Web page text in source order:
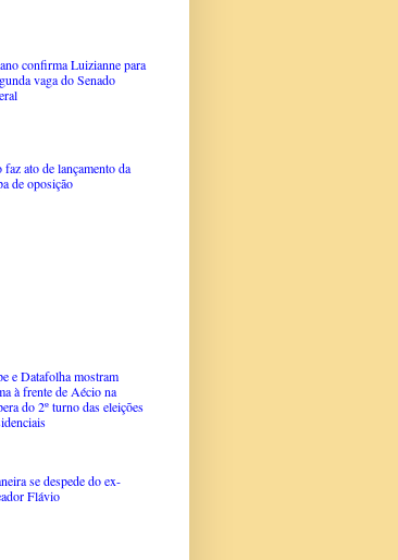
confirma Luizianne para
vaga do Senado
faz ato de lançamento da
de oposição
e Datafolha mostram
à frente de Aécio na
do 2º turno das eleições
se despede do ex-
Flávio